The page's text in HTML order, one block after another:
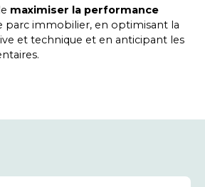
maximiser la performance
parc immobilier, en optimisant la
et technique et en anticipant les
.